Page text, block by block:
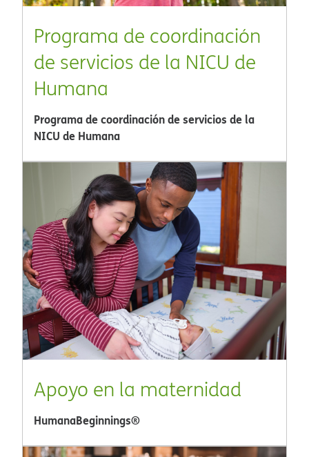
Programa de coordinación
de servicios de la NICU de
Humana​​
Programa de coordinación de servicios de la
NICU de Humana​​
Apoyo en la maternidad​​
HumanaBeginnings®​​